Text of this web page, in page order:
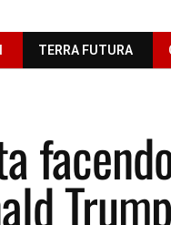
TERRA FUTURA
Trump